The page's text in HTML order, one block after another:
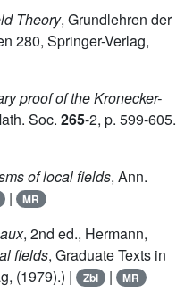
Theory, Grundlehren der
280, Springer-Verlag,
proof of the Kronecker-
Soc. 265-2, p. 599-605.
of local fields, Ann.
| MR
, 2nd ed., Hermann,
fields, Graduate Texts in
(1979).) |
Zbl | MR